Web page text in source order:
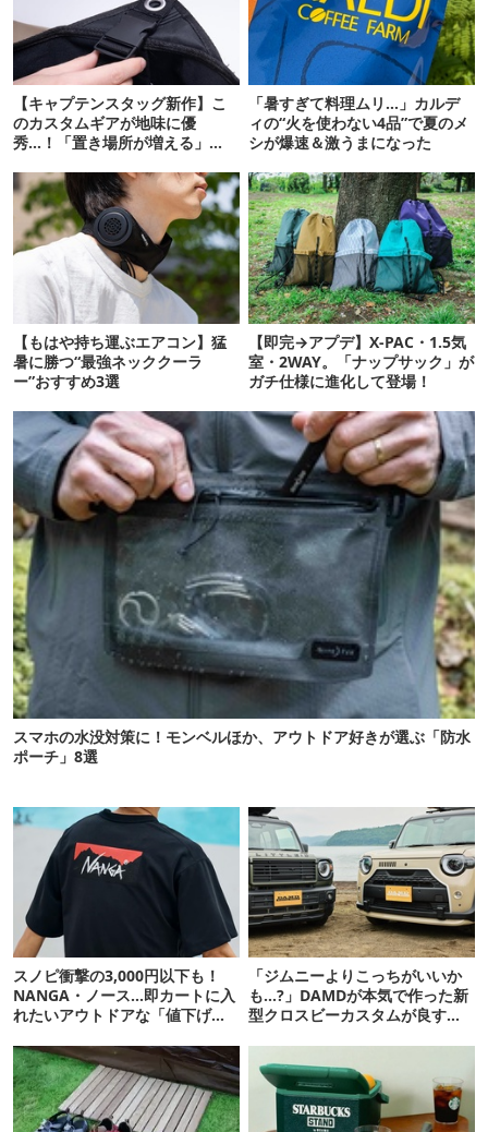
【キャプテンスタッグ新作】こ
のカスタムギアが地味に優
秀…！「置き場所が増える」
「暑すぎて料理ムリ…」カルデ
ィの“火を使わない4品”で夏のメ
シが爆速＆激うまになった
【もはや持ち運ぶエアコン】猛
暑に勝つ“最強ネッククーラ
ー”おすすめ3選
【即完→アプデ】X-PAC・1.5気
室・2WAY。「ナップサック」が
ガチ仕様に進化して登場！
スマホの水没対策に！モンベルほか、アウトドア好きが選ぶ「防水
ポーチ」8選
スノピ衝撃の3,000円以下も！
NANGA・ノース…即カートに入
れたいアウトドアな「値下げ夏
「ジムニーよりこっちがいいか
も…?」DAMDが本気で作った新
型クロスビーカスタムが良すぎ